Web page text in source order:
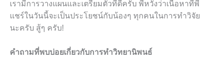
เรามีการวางแผนและเตรียมตัวที่ดีครับ พี่หวังว่าเนื้อหาที่พี่
แชร์ในวันนี้จะเป็นประโยชน์กับน้องๆ ทุกคนในการทำวิจัย
นะครับ สู้ๆ ครับ!
คำถามที่พบบ่อยเกี่ยวกับการทำวิทยานิพนธ์